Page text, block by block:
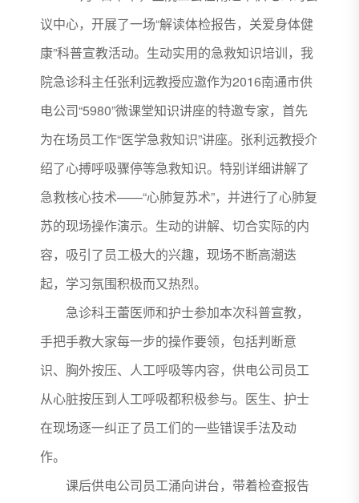
议中心，开展了一场“解读体检报告，关爱身体健
康”科普宣教活动。生动实用的急救知识培训，我
院急诊科主任张利远教授应邀作为2016南通市供
电公司“5980”微课堂知识讲座的特邀专家，首先
为在场员工作“医学急救知识”讲座。张利远教授介
绍了心搏呼吸骤停等急救知识。特别详细讲解了
急救核心技术——“心肺复苏术”，并进行了心肺复
苏的现场操作演示。生动的讲解、切合实际的内
容，吸引了员工极大的兴趣，现场不断高潮迭
起，学习氛围积极而又热烈。
急诊科王蕾医师和护士参加本次科普宣教，
手把手教大家每一步的操作要领，包括判断意
识、胸外按压、人工呼吸等内容，供电公司员工
从心脏按压到人工呼吸都积极参与。医生、护士
在现场逐一纠正了员工们的一些错误手法及动
作。
课后供电公司员工涌向讲台，带着检查报告